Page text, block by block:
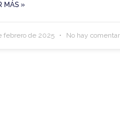
MÁS »
febrero de 2025 No hay